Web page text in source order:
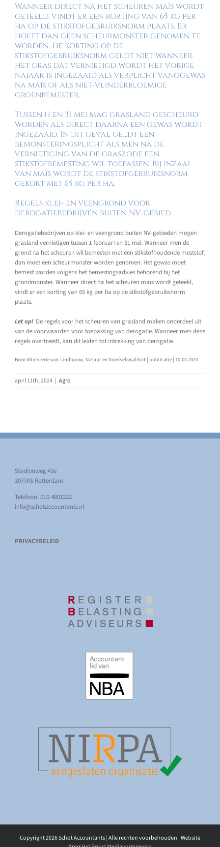
Wanneer direct na het scheuren maïs wordt
geteeld, vindt er een korting van 65 kg per
ha op de stikstofgebruiksnorm plaats. Er
hoeft dan geen scheurmonster genomen te
worden. De korting op de
stikstofgebruiksnorm geldt niet wanneer
het gras dat vernietigd wordt het vorige
najaar is ingezaaid als verplicht vanggewas
na maïs of als niet-vlinderbloemige
groenbemester.
Tussen 11 en 31 mei mag grasland gescheurd
worden als direct daarna een gewas wordt
ingezaaid. In dit geval geldt een
bemonsteringsplicht als men na de
vernietiging van de graszode een
stikstofbemesting wil toepassen. Bij inzaai
van maïs wordt de stikstofgebruiksnorm
gekort met 65 kg per ha.
Regels klei- en veengrond voor
derogatiebedrijven buiten NV-gebied
Derogatiebedrijven op klei- en veengrond buiten NV-gebieden mogen
grasland vernietigen tussen 1 februari en 31 mei. Wanneer men de
grond na het scheuren wil bemesten met een stikstofhoudende meststof,
dan moet een scheurmonster worden genomen. Het gewas moet
bemest worden volgens het bemestingsadvies behorend bij het
grondmonster. Wanneer direct na het scheuren maïs wordt geteeld,
vindt er een korting van 65 kg per ha op de stikstofgebruiksnorm
plaats.
Let op! De regels voor het scheuren van grasland maken onderdeel uit
van de voorwaarden voor toepassing van derogatie. Wanneer men deze
regels overtreedt, kan dit leiden tot intrekking van derogatie.
Bron:Ministerie van Landbouw, Natuur en Voedselkwaliteit | publicatie | 10-04-2024
april 11th, 2024 | Agro
Stadionweg 43e
3077AS Rotterdam
Telefoon: 010-4801222
info@schotaccountants.nl
PRIVACYBELEID
Copyright2026 Schot Accountants | Alle rechten voorbehouden | Website